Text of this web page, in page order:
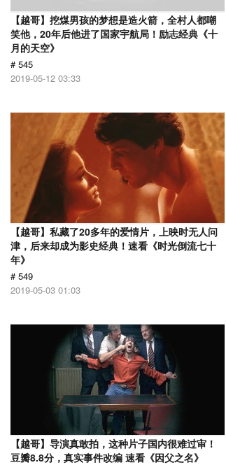
【越哥】挖煤男孩的梦想是造火箭，全村人都嘲
笑他，20年后他进了国家宇航局！励志经典《十
月的天空》
# 545
2019-05-12 03:33
【越哥】私藏了20多年的爱情片，上映时无人问
津，后来却成为影史经典！速看《时光倒流七十
年》
# 549
2019-05-03 01:03
【越哥】导演真敢拍，这种片子国内很难过审！
豆瓣8.8分，真实事件改编 速看《因父之名》